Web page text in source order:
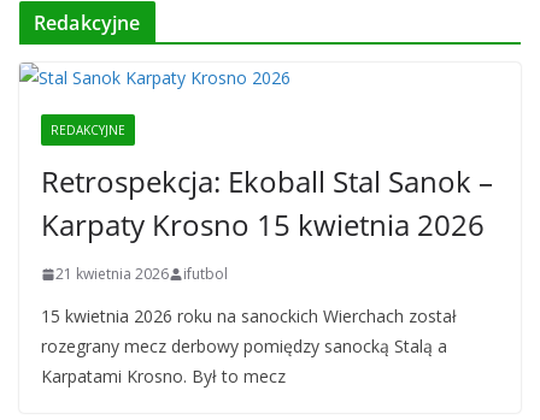
Redakcyjne
REDAKCYJNE
Retrospekcja: Ekoball Stal Sanok –
Karpaty Krosno 15 kwietnia 2026
21 kwietnia 2026 ifutbol
15 kwietnia 2026 roku na sanockich Wierchach został
rozegrany mecz derbowy pomiędzy sanocką Stalą a
Karpatami Krosno. Był to mecz